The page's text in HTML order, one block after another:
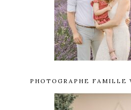
PHOTOGRAPHE FAMILLE